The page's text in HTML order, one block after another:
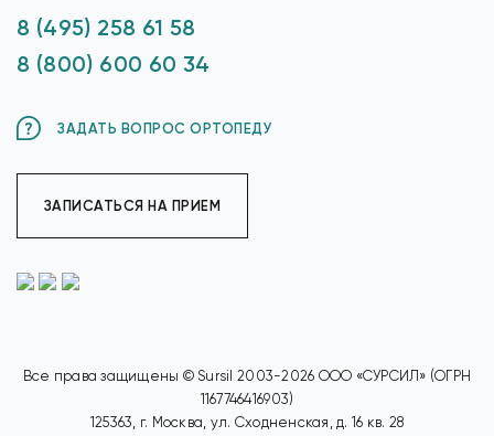
8 (495) 258 61 58
8 (800) 600 60 34
ЗАДАТЬ ВОПРОС ОРТОПЕДУ
ЗАПИСАТЬСЯ НА ПРИЕМ
Все права защищены © Sursil 2003-2026 ООО «СУРСИЛ» (ОГРН
1167746416903)
125363, г. Москва, ул. Сходненская, д. 16 кв. 28